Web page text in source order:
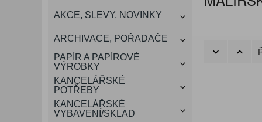
VÁNOCE
DÁRKOVÉ POTŘEBY
SMART DOPLŇKY
ROZDRUŽOVAČE
VIZITKY A JMENOVKY
OBÁLKY
TISKOPISY
KONFERENČNÍ SPISOVKY
NŮŽKY A NOŽE
TAŠKY, KUFRY, AKTOVKY
A OBALY
KANCELÁŘSKÝ
NÁBYTEK
OCHRANNÉ PRACOVNÍ
POMŮCKY
TABULE, NÁSTĚNKY
KRESLENÍ A MALOVÁNÍ
DEZINFEKCE-OCHRANA
PROSTŘEDKY NA PRANÍ
KONVICE A DŽBÁNY
SLADKÉ POTRAVINY
LAMINACE
ŠTÍTKOVAČE
AKCE, SLEVY, NOVINKY
ARCHIVACE, POŘADAČE
PAPÍR A PAPÍROVÉ
VÝROBKY
KANCELÁŘSKÉ
POTŘEBY
KANCELÁŘSKÉ
VYBAVENÍ/SKLAD